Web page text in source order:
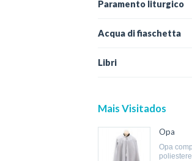
Paramento liturgico
Acqua di fiaschetta
Libri
Mais Visitados
Opa
opa composizione: 100%
poliestere